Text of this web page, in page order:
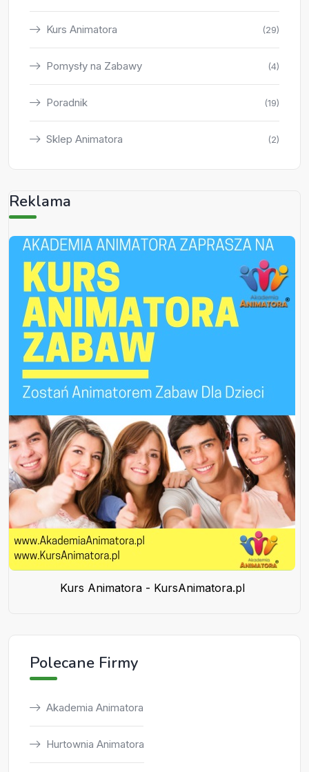
Kurs Animatora (29)
Pomysły na Zabawy (4)
Poradnik (19)
Sklep Animatora (2)
Reklama
Kurs Animatora - KursAnimatora.pl
Polecane Firmy
Akademia Animatora
Hurtownia Animatora